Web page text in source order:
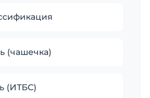
(чашечка)
(ИТБС)